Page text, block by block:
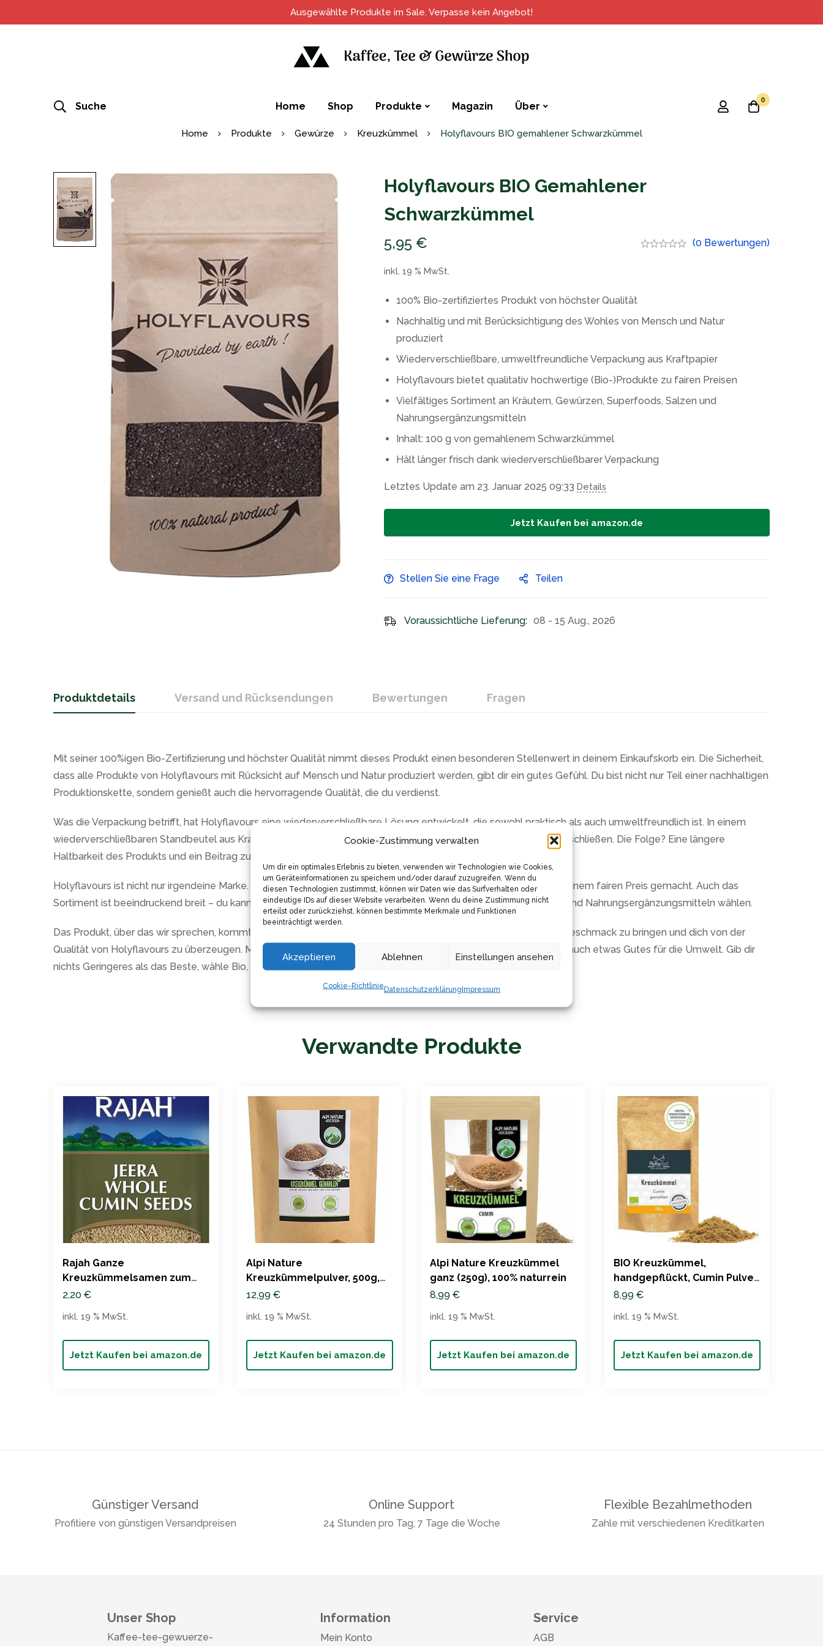
Cookie-Zustimmung verwalten
Um dir ein optimales Erlebnis zu bieten, verwenden wir Technologien wie Cookies,
um Geräteinformationen zu speichern und/oder darauf zuzugreifen. Wenn du
diesen Technologien zustimmst, können wir Daten wie das Surfverhalten oder
eindeutige IDs auf dieser Website verarbeiten. Wenn du deine Zustimmung nicht
erteilst oder zurückziehst, können bestimmte Merkmale und Funktionen
beeinträchtigt werden.
Akzeptieren Ablehnen Einstellungen ansehen
Cookie-RichtlinieDatenschutzerklärungImpressum
Ausgewählte Produkte im Sale. Verpasse kein Angebot!
Suche Home Shop Produkte Magazin Über
0
Home Produkte Gewürze Kreuzkümmel Holyflavours BIO gemahlener Schwarzkümmel
Holyflavours BIO Gemahlener
Schwarzkümmel
5,95 € (0 Bewertungen)
inkl. 19 % MwSt.
100% Bio-zertifiziertes Produkt von höchster Qualität
Nachhaltig und mit Berücksichtigung des Wohles von Mensch und Natur
produziert
Wiederverschließbare, umweltfreundliche Verpackung aus Kraftpapier
Holyflavours bietet qualitativ hochwertige (Bio-)Produkte zu fairen Preisen
Vielfältiges Sortiment an Kräutern, Gewürzen, Superfoods, Salzen und
Nahrungsergänzungsmitteln
Inhalt: 100 g von gemahlenem Schwarzkümmel
Hält länger frisch dank wiederverschließbarer Verpackung
Letztes Update am 23. Januar 2025 09:33 Details
Jetzt Kaufen bei amazon.de
Stellen Sie eine Frage Teilen
Voraussichtliche Lieferung: 08 - 15 Aug., 2026
Produktdetails Versand und Rücksendungen Bewertungen Fragen
Mit seiner 100%igen Bio-Zertifizierung und höchster Qualität nimmt dieses Produkt einen besonderen Stellenwert in deinem Einkaufskorb ein. Die Sicherheit,
dass alle Produkte von Holyflavours mit Rücksicht auf Mensch und Natur produziert werden, gibt dir ein gutes Gefühl. Du bist nicht nur Teil einer nachhaltigen
Produktionskette, sondern genießt auch die hervorragende Qualität, die du verdienst.
Was die Verpackung betrifft, hat Holyflavours eine wiederverschließbare Lösung entwickelt, die sowohl praktisch als auch umweltfreundlich ist. In einem
wiederverschließbaren Standbeutel aus Kraftpapier verpackt, kannst du das Produkt nach Gebrauch bequem verschließen. Die Folge? Eine längere
Haltbarkeit des Produkts und ein Beitrag zur Reduzierung von Lebensmittelabfällen!
Holyflavours ist nicht nur irgendeine Marke. Sie hat sich einen Namen für qualitativ hochwertige Bio-Produkte zu einem fairen Preis gemacht. Auch das
Sortiment ist beeindruckend breit – du kannst zwischen verschiedenen Kräutern, Gewürzen, Superfoods, Salzen und Nahrungsergänzungsmitteln wählen.
Das Produkt, über das wir sprechen, kommt in einer Menge von 100 Gramm daher. Genug also, um dich auf den Geschmack zu bringen und dich von der
Qualität von Holyflavours zu überzeugen. Mit diesem Produkt bereicherst du nicht nur deine Küche, sondern tust auch etwas Gutes für die Umwelt. Gib dir
nichts Geringeres als das Beste, wähle Bio, wähle Holyflavours!
Verwandte Produkte
Rajah Ganze
Kreuzkümmelsamen zum
Würzen – 85g
2,20 €
Jetzt Kaufen bei amazon.de
inkl. 19 % MwSt.
Alpi Nature
Kreuzkümmelpulver, 500g,
100% naturrein
12,99 €
Jetzt Kaufen bei amazon.de
inkl. 19 % MwSt.
Alpi Nature Kreuzkümmel
ganz (250g), 100% naturrein
8,99 €
Jetzt Kaufen bei amazon.de
inkl. 19 % MwSt.
BIO Kreuzkümmel,
handgepflückt, Cumin Pulver
– Pfefferdieb®
8,99 €
Jetzt Kaufen bei amazon.de
inkl. 19 % MwSt.
Günstiger Versand
Profitiere von günstigen Versandpreisen
Online Support
24 Stunden pro Tag, 7 Tage die Woche
Flexible Bezahlmethoden
Zahle mit verschiedenen Kreditkarten
Unser Shop
Kaffee-tee-gewuerze-
Information
Mein Konto
Service
AGB